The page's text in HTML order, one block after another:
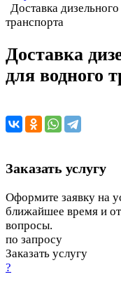
Доставка
транспорта
Доставка
для водного
Заказать услугу
Оформите заявку на
ближайшее время и
вопросы.
по запросу
Заказать услугу
?